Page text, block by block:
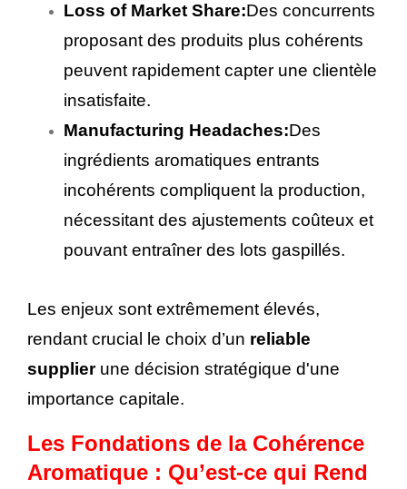
Loss of Market Share:Des concurrents
proposant des produits plus cohérents
peuvent rapidement capter une clientèle
insatisfaite.
Manufacturing Headaches:Des
ingrédients aromatiques entrants
incohérents compliquent la production,
nécessitant des ajustements coûteux et
pouvant entraîner des lots gaspillés.
Les enjeux sont extrêmement élevés,
rendant crucial le choix d’un reliable
supplierune décision stratégique d'une
importance capitale.
Les Fondations de la Cohérence
Aromatique : Qu’est-ce qui Rend